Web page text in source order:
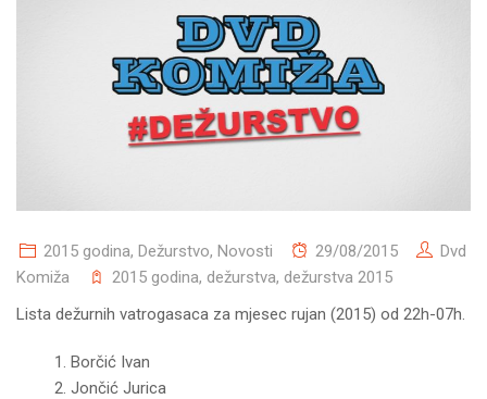
2015 godina, Dežurstvo, Novosti 29/08/2015
Dvd
Komiža
2015 godina, dežurstva, dežurstva 2015
Lista dežurnih vatrogasaca za mjesec rujan (2015) od 22h-07h.
Borčić Ivan
Jončić Jurica